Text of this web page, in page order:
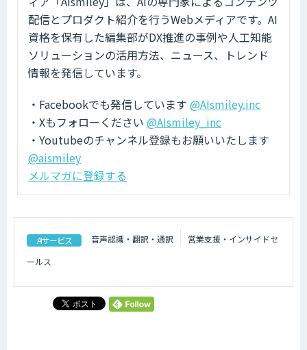
配信とプロダクト紹介を行うWebメディアです。AI
資格を保有した編集部がDX推進の事例や人工知能
ソリューションの活用方法、ニュース、トレンド
情報を発信しています。
・Facebookでも発信しています @AIsmiley.inc
・Xもフォローください @AIsmiley_inc
・Youtubeのチャンネル登録もお願いいたします
@aismiley
メルマガに登録する
AIサービス 音声認識・翻訳・通訳
営業支援・インサイドセ
ールス